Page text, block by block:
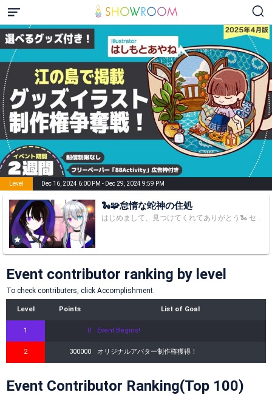
Level Dec 16, 2024 6:00 PM - Dec 29, 2024 9:59 PM
🐍🧩怠惰な蛇神の住処
はじめまして、見つけてくれてありがとう🐍 セルフ受肉の蛇神兼2.5次元無性別ライバーのeto(えと)です。蛇なのでいろんな意味でよく噛みます。 睡眠障害があります ( 'ω'o[NOW]oイベント：お菓子 【今年の目標】 ・ルームフォロワー500名様安定 ・1周年までにフォロワー様550名 ・ガチイベ勝ち取る ・歌と絵を上手くなる ・これ以上寝落ちしない ・出来るだけ配信する 性別：無性別 (正確にはFTX) 種族：蛇神(バーチャルでは) 兼業：イラストレーター 好きなもの：哲学、神話、生物学、天然石、ピアス、服、声優、アニメ、漫画、歌い手、怪談、VTuber(特ににじ、ホロ) 今特にホットなのは ・STPR ・全人類の中で尊敬している人：まふまふ、莉犬くん 好きなこと：音楽、絵、活字、観察、演技(声) ・これから学びたいこと 作詞作曲､編曲､ミキシング､DTM､英語、インドネシア語、歌、イラスト Hello,nice to meet you. I'm eto.Thanks for finding me. I'm in a period right now where I'm learning English. I will try my best to speak fluent someday. My biggest weakness is speaking,and I can probably read everyday conversion. ・2024/7/3：デビュー ・2024/7/21：ルームフォロワーさん100人達成 ・2024/7/26：初アバ配布 ・2024/8/14：ルームフォロワーさん200人達成 ・2024/9/3：B-4ランク昇格 ・2024/9/11：ルームフォロワーさん300人達成 ・2024/10/1：アバ2つ目配布 ・2024/11/1：事務所所属 ・2025/1/13：ルームフォロワーさん400人達成 ・2025/6/10：ルームフォロワーさん500人達成 イベント ・7/8~7/21 スタダ アバ権&QUOカード&9位 ・8/12~8/18 動物園 B-1帯 全期間2位&けもらん②1位&アバ権 ・9/2~9/8 Vライバーカラオケフリーク 総合8位&🎵ギフト10位 ・9/19~9/25 読書女子 5位 ・2/17~3/2 ホログラム カード&ステッカー制作 4位 アバ権獲得 ・3/31~4/6 探偵カフェ&バー アンバサダー 1位 アバ権獲得 ・挨拶 こんかみ／おつぇーと ・ファンマ ‪🐍🧩 お手紙や贈り物をいただける場合の宛先↓ 〒150-0022 住所：東京都渋谷区恵比寿南１丁目２４−２ EBISU FORT 地下1F STYLICTION株式会社 eto宛 事務所の検閲があるので、危険物やNGなものは届きません。お手紙も検閲があります。 ❌NGなもの ・生物 ・良識、常識から外れているもの ⭕️嬉しいもの ・『お手紙』 ・皆様のおすすめのもの https://www.amazon.jp/hz/wishlist/ls/1OKHZCBS27YE?ref_=wl_share 干し芋↑ ・SHOWROOMで目標 PCでの配信、live2D、ステラゲット 楽曲イベやアフレコ､ボイスドラマに関するイベで1位 今はスマホからの配信なのでラジオ型配信オンリー 内容 雑談(メイン)、オタトーク、歌、作業 いつかYouTubeも開設したい ツイキャスもします https://twitcasting.tv/eto_202402/communityshow/26042207 歌唱中の弾幕キラコメ大歓迎です。迷ったら是非下記のものだととても嬉しいです。 •*¨*•.¸¸♪‪🐍🎶•*¨*•.¸¸♪🧩🎶 歌えるジャンル(orアーティスト) アニソン／声優／ボカロ／HoneyWorks／まふまふ／After the Rain等 好きなアーティスト(敬称略) Royal Scandal／YOASOBI／EGOIST／UNISON SQUARE GARDEN／SPYAIR／BREAKERZ(解散済)／OLDCODEX／GRANRODEO／オーイシマサヨシ／あいみょん／さユり(酸欠少女さユり)／Aimer／LiSA／ReoNa／鈴木このみ／R・O・N／ClariS／倉木麻衣／ナナヲアカリ／やなぎなぎ／米津玄師／ヨルシカ ※リクエストがありましたら頑張って覚えます。 1人でも多くのお耳と性癖にぶっ刺さりたい。 推し＞自分 スタンスで生きてます。 のんびり話します。 孤独を感じている人に1人じゃないと言える配信がしたい。 自分に自信を持って活動出来るようになりたい。 英語は勉強中。 とある夢に向かって、1歩を踏み出しました。 スキマのURLです↓ https://skima.jp/profile?id=431942&sh=zptEFVd etoの配信でのNG ・etoが知らない配信者様の布教、etoが話題にしていない方の配信者様の名前を出すこと ・勝手な自分の推しの宣伝 ・終わりと言った話を掘り返すこと ・俗っぽい過度な下ネタ、過度なイジり ・友達がいない等の発言。(います｡友達に失礼です｡) ・他の人が見ていて不快になるような言葉や表現 ・アンチ、推し変、降りる等のコメント ・声に対するアンチコメは即ブロ ・無知を侮辱すること 推奨コメントTHANKS 十六夜さん ИΘनोराकुजिन אניףρεταתדבמזלवुीाさん Bladeさん 青椒肉絲さん WACKさん ファンマTHANKS ドラグーンさん るんさん 七菜ちゃん 笹井の虎さん
Event contributor ranking by level
To check contributers, click Accomplishment.
Level Points List of Goal
1 0 Event Begins!
2 300000 オリジナルアバター制作権獲得！
Event Contributor Ranking(Top 100)